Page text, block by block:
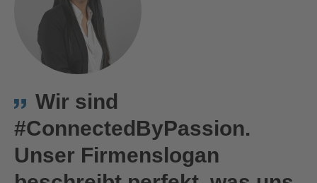
Wir sind
#ConnectedByPassion.
Unser Firmenslogan